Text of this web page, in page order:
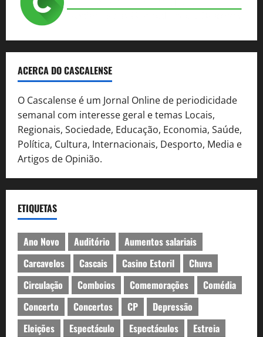
ACERCA DO CASCALENSE
O Cascalense é um Jornal Online de periodicidade
semanal com interesse geral e temas Locais,
Regionais, Sociedade, Educação, Economia, Saúde,
Política, Cultura, Internacionais, Desporto, Media e
Artigos de Opinião.
ETIQUETAS
Ano Novo Auditório
Aumentos salariais
Carcavelos
Cascais Casino Estoril
Chuva
Circulação
Comboios Comemorações
Comédia
Concerto
Concertos CP
Depressão
Eleições
Espectáculo Espectáculos
Estreia